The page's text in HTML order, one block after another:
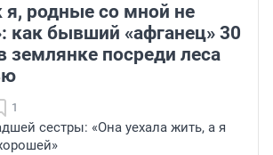
я, родные со мной не
как бывший «афганец» 30
землянке посреди леса
1
сестры: «Она уехала жить, а я